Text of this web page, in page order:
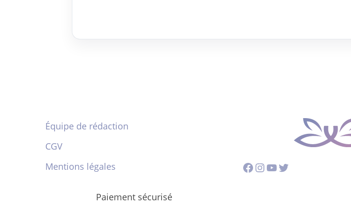
Équipe de rédaction
CGV
Mentions légales
Paiement sécurisé
Facebook
Instagram
YouTube
Twitter